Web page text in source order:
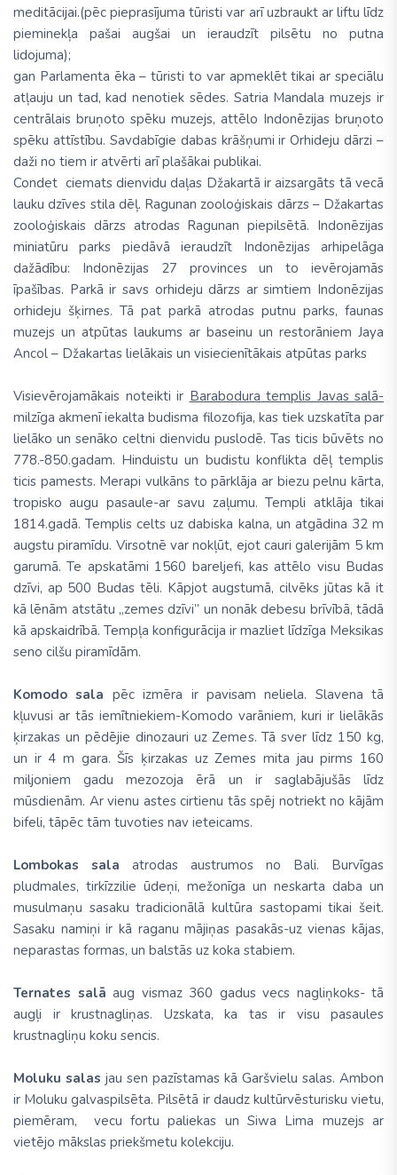
meditācijai.(pēc pieprasījuma tūristi var arī uzbraukt ar liftu līdz
pieminekļa pašai augšai un ieraudzīt pilsētu no putna
lidojuma);
gan Parlamenta ēka – tūristi to var apmeklēt tikai ar speciālu
atļauju un tad, kad nenotiek sēdes. Satria Mandala muzejs ir
centrālais bruņoto spēku muzejs, attēlo Indonēzijas bruņoto
spēku attīstību. Savdabīgie dabas krāšņumi ir Orhideju dārzi –
daži no tiem ir atvērti arī plašākai publikai.
Condet ciemats dienvidu daļas Džakartā ir aizsargāts tā vecā
lauku dzīves stila dēļ. Ragunan zooloģiskais dārzs – Džakartas
zooloģiskais dārzs atrodas Ragunan piepilsētā. Indonēzijas
miniatūru parks piedāvā ieraudzīt Indonēzijas arhipelāga
dažādību: Indonēzijas 27 provinces un to ievērojamās
īpašības. Parkā ir savs orhideju dārzs ar simtiem Indonēzijas
orhideju šķirnes. Tā pat parkā atrodas putnu parks, faunas
muzejs un atpūtas laukums ar baseinu un restorāniem Jaya
Ancol – Džakartas lielākais un visiecienītākais atpūtas parks
Visievērojamākais noteikti ir Barabodura templis Javas salā-
milzīga akmenī iekalta budisma filozofija, kas tiek uzskatīta par
lielāko un senāko celtni dienvidu puslodē. Tas ticis būvēts no
778.-850.gadam. Hinduistu un budistu konflikta dēļ templis
ticis pamests. Merapi vulkāns to pārklāja ar biezu pelnu kārta,
tropisko augu pasaule-ar savu zaļumu. Templi atklāja tikai
1814.gadā. Templis celts uz dabiska kalna, un atgādina 32 m
augstu piramīdu. Virsotnē var nokļūt, ejot cauri galerijām 5 km
garumā. Te apskatāmi 1560 bareljefi, kas attēlo visu Budas
dzīvi, ap 500 Budas tēli. Kāpjot augstumā, cilvēks jūtas kā it
kā lēnām atstātu „zemes dzīvi” un nonāk debesu brīvībā, tādā
kā apskaidrībā. Tempļa konfigurācija ir mazliet līdzīga Meksikas
seno cilšu piramīdām.
Komodo sala pēc izmēra ir pavisam neliela. Slavena tā
kļuvusi ar tās iemītniekiem-Komodo varāniem, kuri ir lielākās
ķirzakas un pēdējie dinozauri uz Zemes. Tā sver līdz 150 kg,
un ir 4 m gara. Šīs ķirzakas uz Zemes mita jau pirms 160
miljoniem gadu mezozoja ērā un ir saglabājušās līdz
mūsdienām. Ar vienu astes cirtienu tās spēj notriekt no kājām
bifeli, tāpēc tām tuvoties nav ieteicams.
Lombokas sala atrodas austrumos no Bali. Burvīgas
pludmales, tirkīzzilie ūdeņi, mežonīga un neskarta daba un
musulmaņu sasaku tradicionālā kultūra sastopami tikai šeit.
Sasaku namiņi ir kā raganu mājiņas pasakās-uz vienas kājas,
neparastas formas, un balstās uz koka stabiem.
Ternates salā aug vismaz 360 gadus vecs nagliņkoks- tā
augļi ir krustnagliņas. Uzskata, ka tas ir visu pasaules
krustnagliņu koku sencis.
Moluku salas jau sen pazīstamas kā Garšvielu salas. Ambon
ir Moluku galvaspilsēta. Pilsētā ir daudz kultūrvēsturisku vietu,
piemēram, vecu fortu paliekas un Siwa Lima muzejs ar
vietējo mākslas priekšmetu kolekciju.